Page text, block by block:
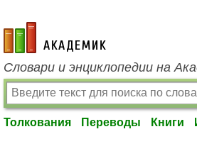
academic.ru
Словари и энциклопедии на
Толкования Переводы Книги